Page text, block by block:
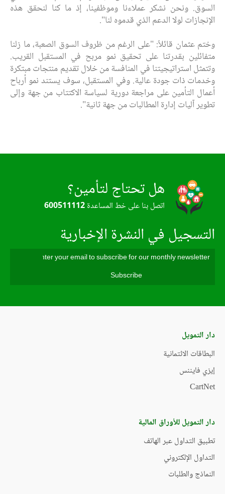
السوق. ونحن نشكر عملاءنا وموظفينا، إذ ما كنا لنحقق هذه
الإنجازات لولا الدعم الذي قدموه لنا".
وختم عثمان قائلاً: "على الرغم من ظروف السوق الصعبة، ما زلنا
متفائلين بقدرتنا على تحقيق نمو مربح في المستقبل القريب.
وتتمثل استراتيجيتنا في المنافسة من خلال تقديم منتجات مبتكرة
وخدمات ذات جودة عالية. وفي المستقبل، سوف يستند نمو أرباح
أعمال التأمين على مراجعة دورية لسياسة الاكتتاب من جهة وإلى
تطوير آليات إدارة المطالبات من جهة ثانية".
هل تحتاج لتأمين؟
اتصل بنا على خط المساعدة600511112
التسجيل في النشرة الإخبارية
دار التمويل
البطاقات الائتمانية
إيزي فايننس
CartNet
دار التمويل للأوراق المالية
تطبيق التداول عبر الهاتف
التداول الإلكتروني
النماذج والطلبات